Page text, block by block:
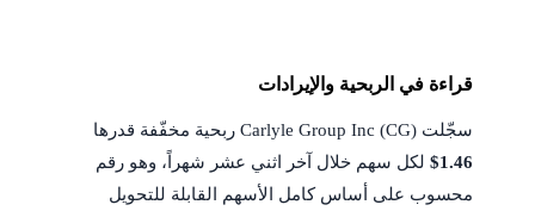
قراءة في الربحية والإيرادات
سجّلت Carlyle Group Inc (CG) ربحية مخفّفة قدرها
$1.46لكل سهم خلال آخر اثني عشر شهراً، وهو رقم
محسوب على أساس كامل الأسهم القابلة للتحويل